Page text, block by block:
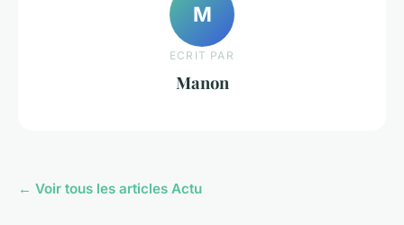
M
ECRIT PAR
Manon
← Voir tous les articles Actu